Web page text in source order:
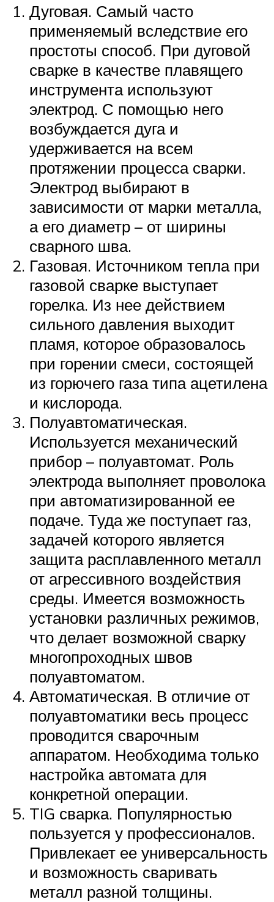
Дуговая. Самый часто
применяемый вследствие его
простоты способ. При дуговой
сварке в качестве плавящего
инструмента используют
электрод. С помощью него
возбуждается дуга и
удерживается на всем
протяжении процесса сварки.
Электрод выбирают в
зависимости от марки металла,
а его диаметр – от ширины
сварного шва.
Газовая. Источником тепла при
газовой сварке выступает
горелка. Из нее действием
сильного давления выходит
пламя, которое образовалось
при горении смеси, состоящей
из горючего газа типа ацетилена
и кислорода.
Полуавтоматическая.
Используется механический
прибор – полуавтомат. Роль
электрода выполняет проволока
при автоматизированной ее
подаче. Туда же поступает газ,
задачей которого является
защита расплавленного металл
от агрессивного воздействия
среды. Имеется возможность
установки различных режимов,
что делает возможной сварку
многопроходных швов
полуавтоматом.
Автоматическая. В отличие от
полуавтоматики весь процесс
проводится сварочным
аппаратом. Необходима только
настройка автомата для
конкретной операции.
TIG сварка. Популярностью
пользуется у профессионалов.
Привлекает ее универсальность
и возможность сваривать
металл разной толщины.